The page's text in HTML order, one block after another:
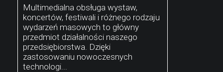
Multimedialna obsługa wystaw,
koncertów, festiwali i różnego rodzaju
wydarzeń masowych to główny
przedmiot działalności naszego
przedsiębiorstwa. Dzięki
zastosowaniu nowoczesnych
technologi...